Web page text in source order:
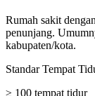
Rumah sakit
penunjang.
kabupaten/kota.
Standar Tempat
≥ 100 tempat tidur